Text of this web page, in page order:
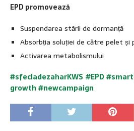
EPD promovează
Suspendarea stării de dormanță
Absorbția soluției de către pelet și
Activarea metabolismului
#sfecladezaharKWS #EPD
growth #newcampaign